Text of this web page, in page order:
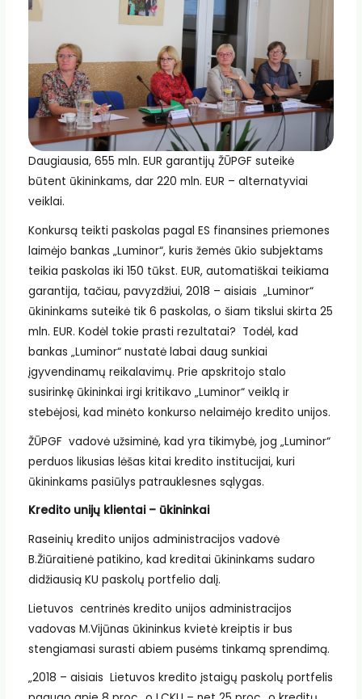
Daugiausia, 655 mln. EUR garantijų ŽŪPGF suteikė
būtent ūkininkams, dar 220 mln. EUR – alternatyviai
veiklai.
Konkursą teikti paskolas pagal ES finansines priemones
laimėjo bankas „Luminor“, kuris žemės ūkio subjektams
teikia paskolas iki 150 tūkst. EUR, automatiškai teikiama
garantija, tačiau, pavyzdžiui, 2018 – aisiais „Luminor“
ūkininkams suteikė tik 6 paskolas, o šiam tikslui skirta 25
mln. EUR. Kodėl tokie prasti rezultatai? Todėl, kad
bankas „Luminor“ nustatė labai daug sunkiai
įgyvendinamų reikalavimų. Prie apskritojo stalo
susirinkę ūkininkai irgi kritikavo „Luminor“ veiklą ir
stebėjosi, kad minėto konkurso nelaimėjo kredito unijos.
ŽŪPGF vadovė užsiminė, kad yra tikimybė, jog „Luminor“
perduos likusias lėšas kitai kredito institucijai, kuri
ūkininkams pasiūlys patrauklesnes sąlygas.
Kredito unijų klientai – ūkininkai
Raseinių kredito unijos administracijos vadovė
B.Žiūraitienė patikino, kad kreditai ūkininkams sudaro
didžiausią KU paskolų portfelio dalį.
Lietuvos centrinės kredito unijos administracijos
vadovas M.Vijūnas ūkininkus kvietė kreiptis ir bus
stengiamasi surasti abiem pusėms tinkamą sprendimą.
„2018 – aisiais Lietuvos kredito įstaigų paskolų portfelis